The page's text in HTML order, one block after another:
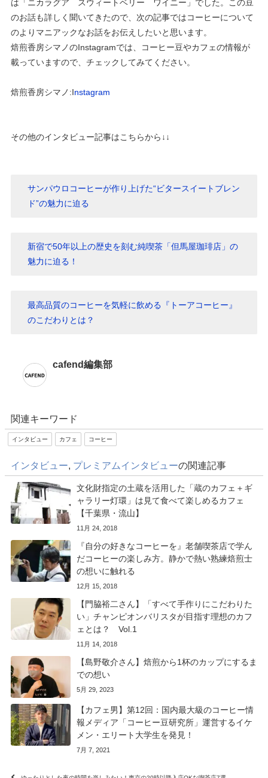
は「ニカラグア スウィートベリー ワイニー」でした。この豆
のお話も詳しく聞いてきたので、次の記事ではコーヒーについて
のよりマニアックなお話をお伝えしたいと思います。
焙煎香房シマノのInstagramでは、コーヒー豆やカフェの情報が
載っていますので、チェックしてみてください。
焙煎香房シマノ:Instagram
その他のインタビュー記事はこちらから↓↓
サンパウロコーヒーが作り上げた“ビタースイートブレン
ド”の魅力に迫る
新宿で50年以上の歴史を刻む純喫茶「但馬屋珈琲店」の
魅力に迫る！
最高品質のコーヒーを気軽に飲める『トーアコーヒー』
のこだわりとは？
cafend編集部
関連キーワード
インタビュー カフェ コーヒー
インタビュー プレミアムインタビューの関連記事
文化財指定の土蔵を活用した「蔵のカフェ＋ギ
ャラリー灯環」は見て食べて楽しめるカフェ
【千葉県・流山】
11月 24, 2018
『自分の好きなコーヒーを』老舗喫茶店で学ん
だコーヒーの楽しみ方。静かで熱い熟練焙煎士
の想いに触れる
12月 15, 2018
【門脇裕二さん】「すべて手作りにこだわりた
い」チャンピオンバリスタが目指す理想のカフ
ェとは？ Vol.1
11月 14, 2018
【島野敬介さん】焙煎から1杯のカップにするま
での想い
5月 29, 2023
【カフェ男】第12回：国内最大級のコーヒー情
報メディア「コーヒー豆研究所」運営するイケ
メン・エリート大学生を発見！
7月 7, 2021